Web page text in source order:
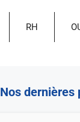
RH
Nos dernières